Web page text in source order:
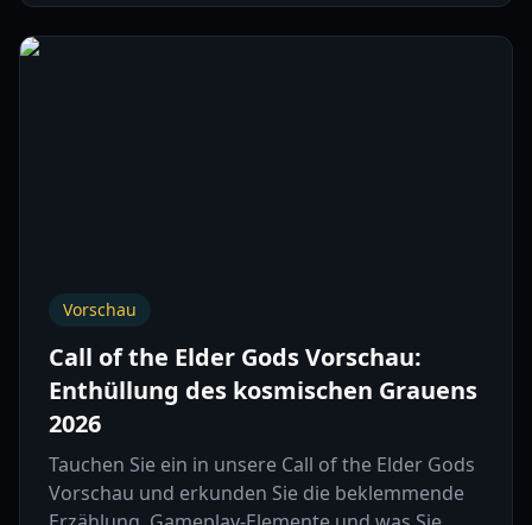
Vorschau
Call of the Elder Gods Vorschau:
Enthüllung des kosmischen Grauens
2026
Tauchen Sie ein in unsere Call of the Elder Gods
Vorschau und erkunden Sie die beklemmende